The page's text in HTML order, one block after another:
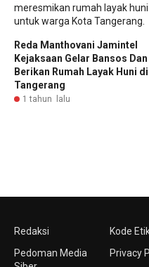
Reda Manthovani Jamintel
Kejaksaan Gelar Bansos Dan
Berikan Rumah Layak Huni di
Tangerang
1 tahun lalu
Redaksi
Pedoman Media
Kode
Privacy